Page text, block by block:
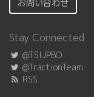
お問い合わせ
Stay Connected
@TSIJPBO
@TractionTeam
RSS